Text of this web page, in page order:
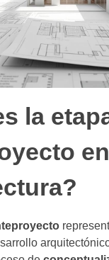
la
en